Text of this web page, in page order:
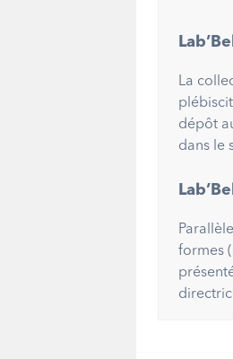
La
dépôt
dans le
formes